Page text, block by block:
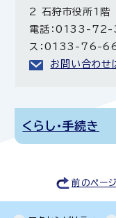
2 石狩市役所1階
電話：0133-
ス：0133-76-
お問い合わせ
くらし・手続き
前のペー